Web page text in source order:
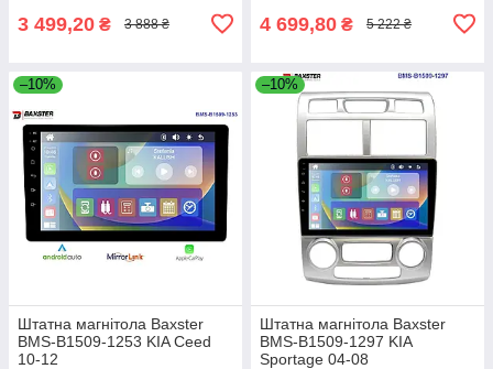
3 499,20 ₴ 3 888 ₴ 4 699,80 ₴ 5 222 ₴
–10%
Штатна магнітола Baxster
BMS-B1509-1253 KIA Ceed
10-12
–10%
Штатна магнітола Baxster
BMS-B1509-1297 KIA
Sportage 04-08